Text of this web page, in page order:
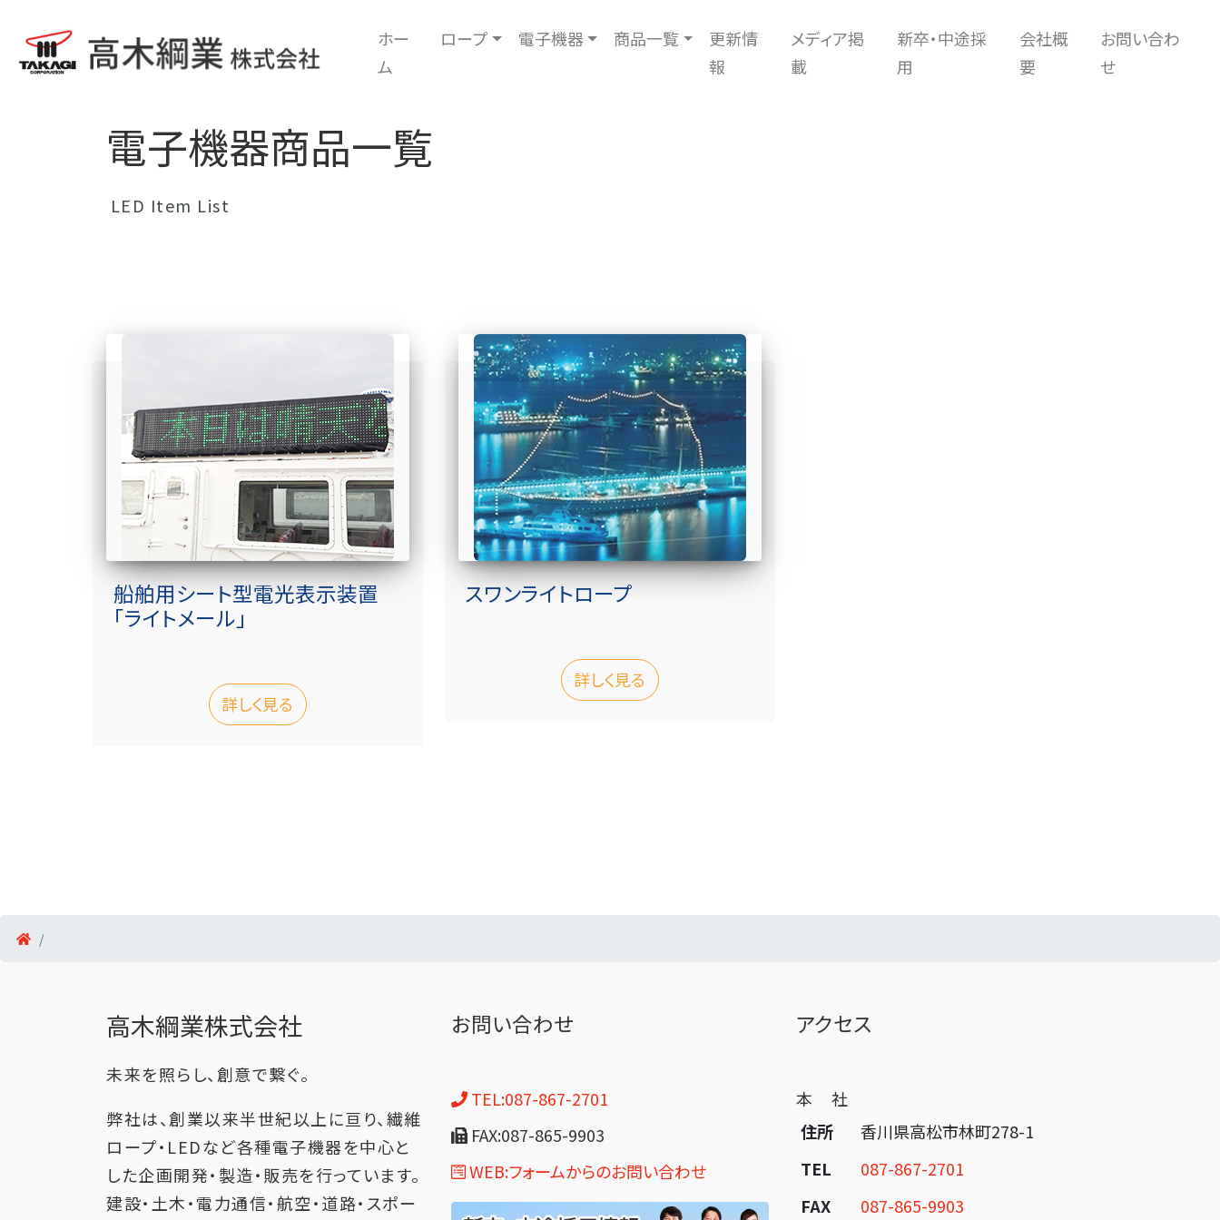
ホー
ム
ロープ 電子機器 商品一覧
更新情
報
メディア掲
載
新卒・中途採
用
会社概
要
お問い合わ
せ
電子機器商品一覧
LED Item List
船舶用シート型電光表示装置
「ライトメール」
詳しく見る
スワンライトロープ
詳しく見る
高木綱業株式会社
未来を照らし、創意で繋ぐ。
弊社は、創業以来半世紀以上に亘り、繊維
ロープ・LEDなど各種電子機器を中心と
した企画開発・製造・販売を行っています。
建設・土木・電力通信・航空・道路・スポー
お問い合わせ
TEL:087-867-2701
FAX:087-865-9903
WEB:フォームからのお問い合わせ
アクセス
本 社
住所
香川県高松市林町278-1
TEL
087-867-2701
FAX
087-865-9903